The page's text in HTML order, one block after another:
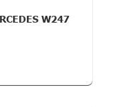
W247